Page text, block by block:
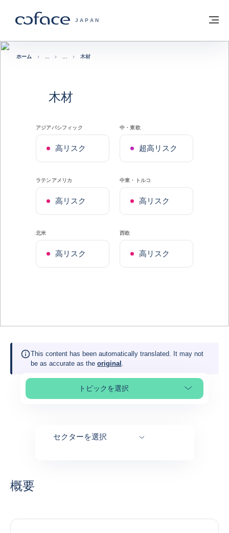
COFACE FOR TRADE - HOMEPAGE
JAPAN
ホームに戻る
ホーム 木材
木材
アジアパシフィック
高リスク
中・東欧
超高リスク
ラテンアメリカ
高リスク
中東・トルコ
高リスク
北米
高リスク
西欧
高リスク
This content has been automatically translated. It may not
be as accurate as the original .
トピックを選択
Select page section
セクターを選択
概要